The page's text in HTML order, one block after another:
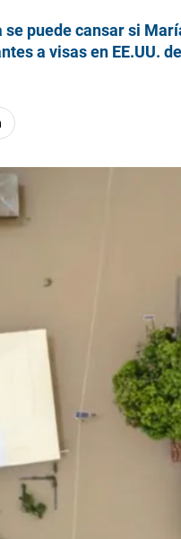
se puede cansar si
a visas en EE.UU.